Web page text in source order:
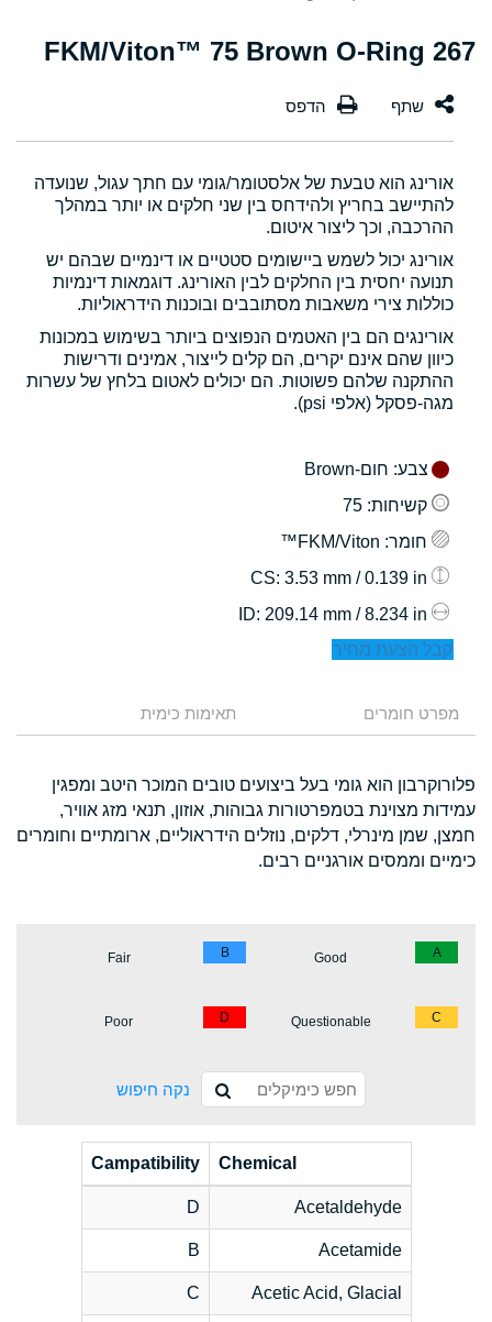
267 FKM/Viton™ 75 Brown O-Ring
אורינג הוא טבעת של אלסטומר/גומי עם חתך עגול, שנועדה
להתיישב בחריץ ולהידחס בין שני חלקים או יותר במהלך
ההרכבה, וכך ליצור איטום.
אורינג יכול לשמש ביישומים סטטיים או דינמיים שבהם יש
תנועה יחסית בין החלקים לבין האורינג. דוגמאות דינמיות
כוללות צירי משאבות מסתובבים ובוכנות הידראוליות.
אורינגים הם בין האטמים הנפוצים ביותר בשימוש במכונות
כיוון שהם אינם יקרים, הם קלים לייצור, אמינים ודרישות
ההתקנה שלהם פשוטות. הם יכולים לאטום בלחץ של עשרות
מגה-פסקל (אלפי psi).
צבע: חום-Brown
קשיחות: 75
חומר: FKM/Viton™
: 3.53 mm / 0.139 in
: 209.14 mm / 8.234 in
קבל הצעת מחיר
מפרט חומרים תאימות כימית
פלורוקרבון הוא גומי בעל ביצועים טובים המוכר היטב ומפגין
עמידות מצוינת בטמפרטורות גבוהות, אוזון, תנאי מזג אוויר,
חמצן, שמן מינרלי, דלקים, נוזלים הידראוליים, ארומתיים וחומרים
כימיים וממסים אורגניים רבים.
A
Good
B
Fair
C
Questionable
D
Poor
נקה חיפוש
Chemical
Campatibility
Acetaldehyde
D
Acetamide
B
Acetic Acid, Glacial
C